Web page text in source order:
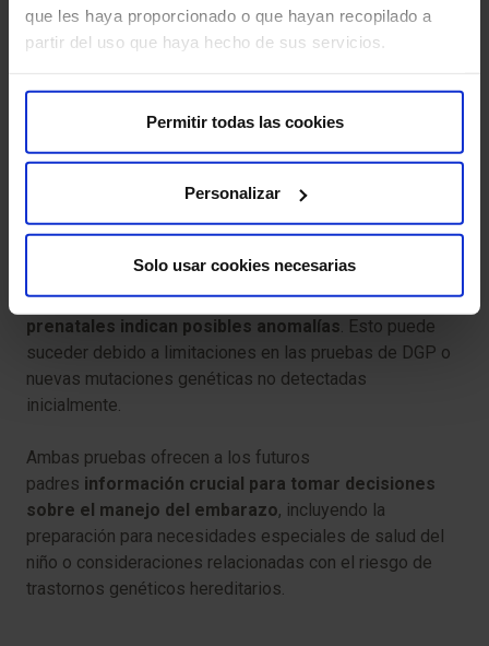
que les haya proporcionado o que hayan recopilado a
partir del uso que haya hecho de sus servicios.
Permitir todas las cookies
Personalizar
Solo usar cookies necesarias
Mientras que la amniocentesis se realiza durante el
embarazo para evaluar la genética del feto,el
realiza antes de la implantación del embrión, como
parte de los procedimientos defecundación in vitro
determinadas condiciones genéticas antes de su
implantación, reduciendo la probabilidad de trastornos
identificables.
En algunos casos, incluso después de un DGP,
recomendar una amniocentesis si los análisis
prenatales indican posibles anomalías. Esto puede
suceder debido a limitaciones en las pruebas de DGP o
nuevas mutaciones genéticas no detectadas
inicialmente.
Ambas pruebas ofrecen a los futuros
padres información crucial para tomar decisiones
sobre el manejo del embarazo, incluyendo la
preparación para necesidades especiales de salud del
niño o consideraciones relacionadas con el riesgo de
trastornos genéticos hereditarios.